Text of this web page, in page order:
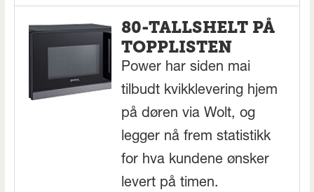
80-TALLSHELT PÅ
TOPPLISTEN
Power har siden mai
tilbudt kvikklevering hjem
på døren via Wolt, og
legger nå frem statistikk
for hva kundene ønsker
levert på timen.